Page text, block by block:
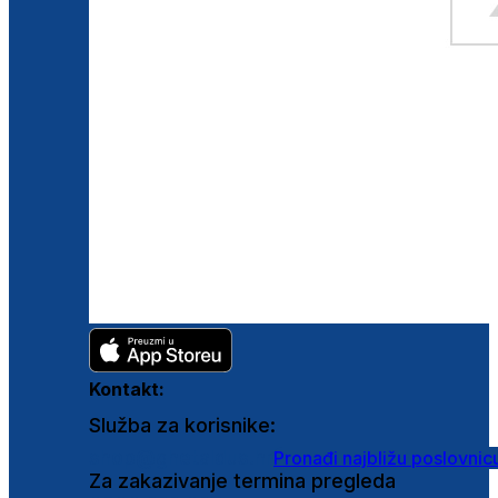
Kontakt:
Služba za korisnike:
Pronađi najbližu
Za zakazivanje termina pregleda